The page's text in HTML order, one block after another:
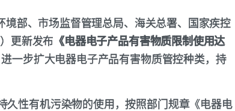
部、市场监督管理总局、海关总署、国家疾控
更新发布 《电器电子产品有害物质限制使用达
一步扩大电器电子产品有害物质管控种类，持
久性有机污染物的使用，按照部门规章《电器电